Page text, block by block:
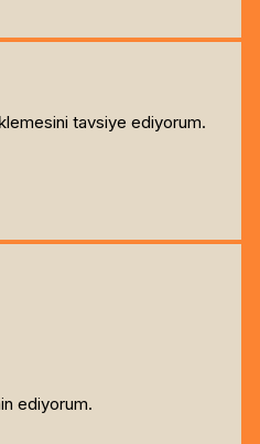
tavsiye ediyorum.
ediyorum.